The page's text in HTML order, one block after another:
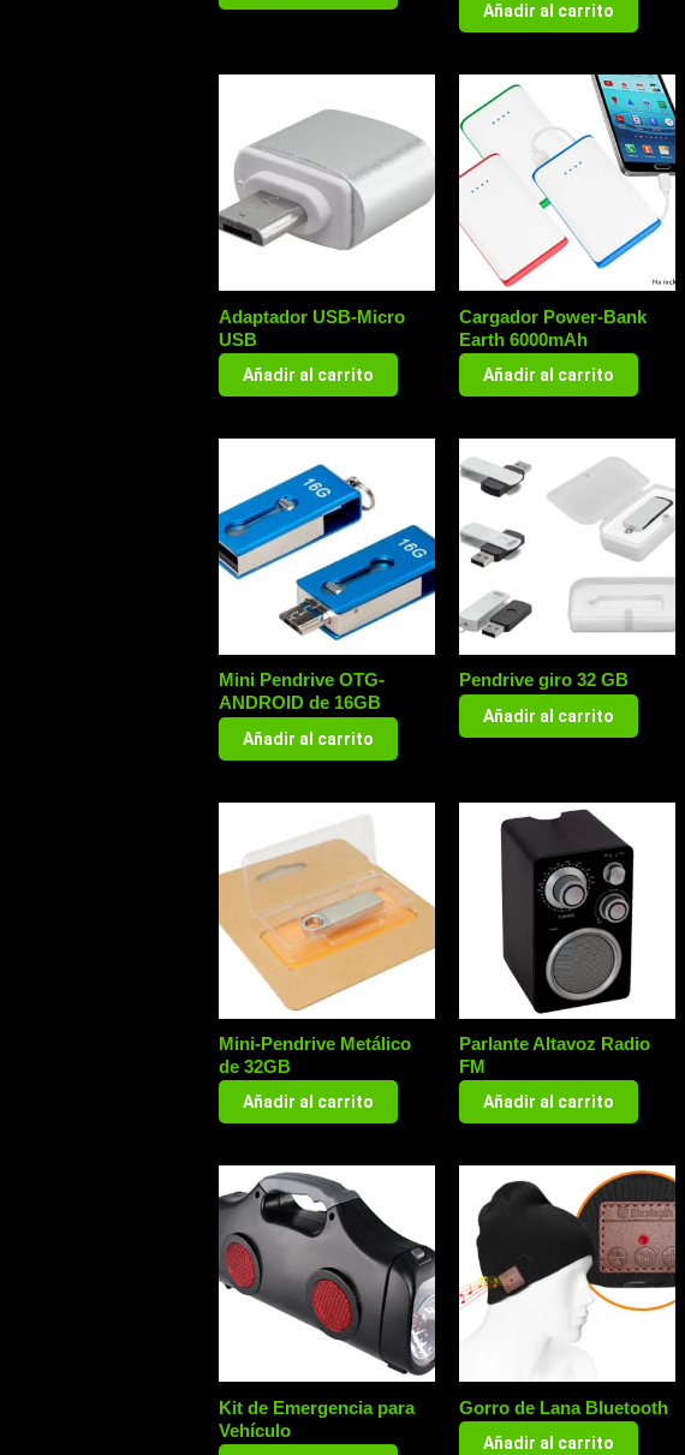
Añadir al carrito
Adaptador USB-Micro
USB
Añadir al carrito
Cargador Power-Bank
Earth 6000mAh
Añadir al carrito
Mini Pendrive OTG-
ANDROID de 16GB
Añadir al carrito
Pendrive giro 32 GB
Añadir al carrito
Mini-Pendrive Metálico
de 32GB
Añadir al carrito
Parlante Altavoz Radio
FM
Añadir al carrito
Kit de Emergencia para
Vehículo
Gorro de Lana Bluetooth
Añadir al carrito